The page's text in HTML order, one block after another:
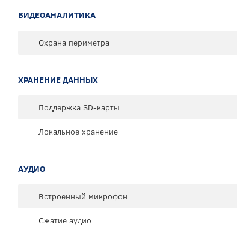
ВИДЕОАНАЛИТИКА
Охрана периметра
ХРАНЕНИЕ ДАННЫХ
Поддержка SD-карты
Локальное хранение
АУДИО
Встроенный микрофон
Сжатие аудио